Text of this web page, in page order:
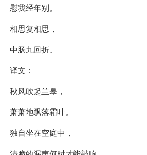
慰我经年别。
相思复相思，
中肠九回折。
译文：
秋风吹起兰皋，
萧萧地飘落霜叶。
独自坐在空庭中，